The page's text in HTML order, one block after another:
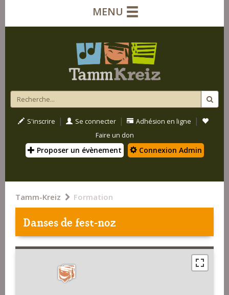
MENU
S'inscrire | Se connecter | Adhésion en ligne |
Faire un don
Proposer un évènement Connexion Admin
Tamm-Kreiz Formation
Danses de fest-noz